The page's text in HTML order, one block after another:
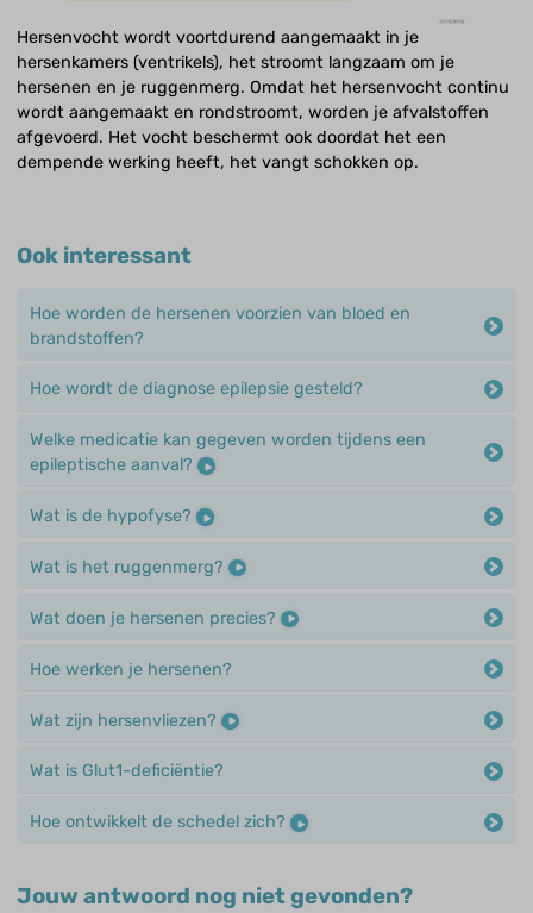
Hersenvocht wordt voortdurend aangemaakt in je
hersenkamers (ventrikels), het stroomt langzaam om je
hersenen en je ruggenmerg. Omdat het hersenvocht continu
wordt aangemaakt en rondstroomt, worden je afvalstoffen
afgevoerd. Het vocht beschermt ook doordat het een
dempende werking heeft, het vangt schokken op.
Ook interessant
Hoe worden de hersenen voorzien van bloed en
brandstoffen?
Hoe wordt de diagnose epilepsie gesteld?
Welke medicatie kan gegeven worden tijdens een
epileptische aanval?
Wat is de hypofyse?
Wat is het ruggenmerg?
Wat doen je hersenen precies?
Hoe werken je hersenen?
Wat zijn hersenvliezen?
Wat is Glut1-deficiëntie?
Hoe ontwikkelt de schedel zich?
Jouw antwoord nog niet gevonden?